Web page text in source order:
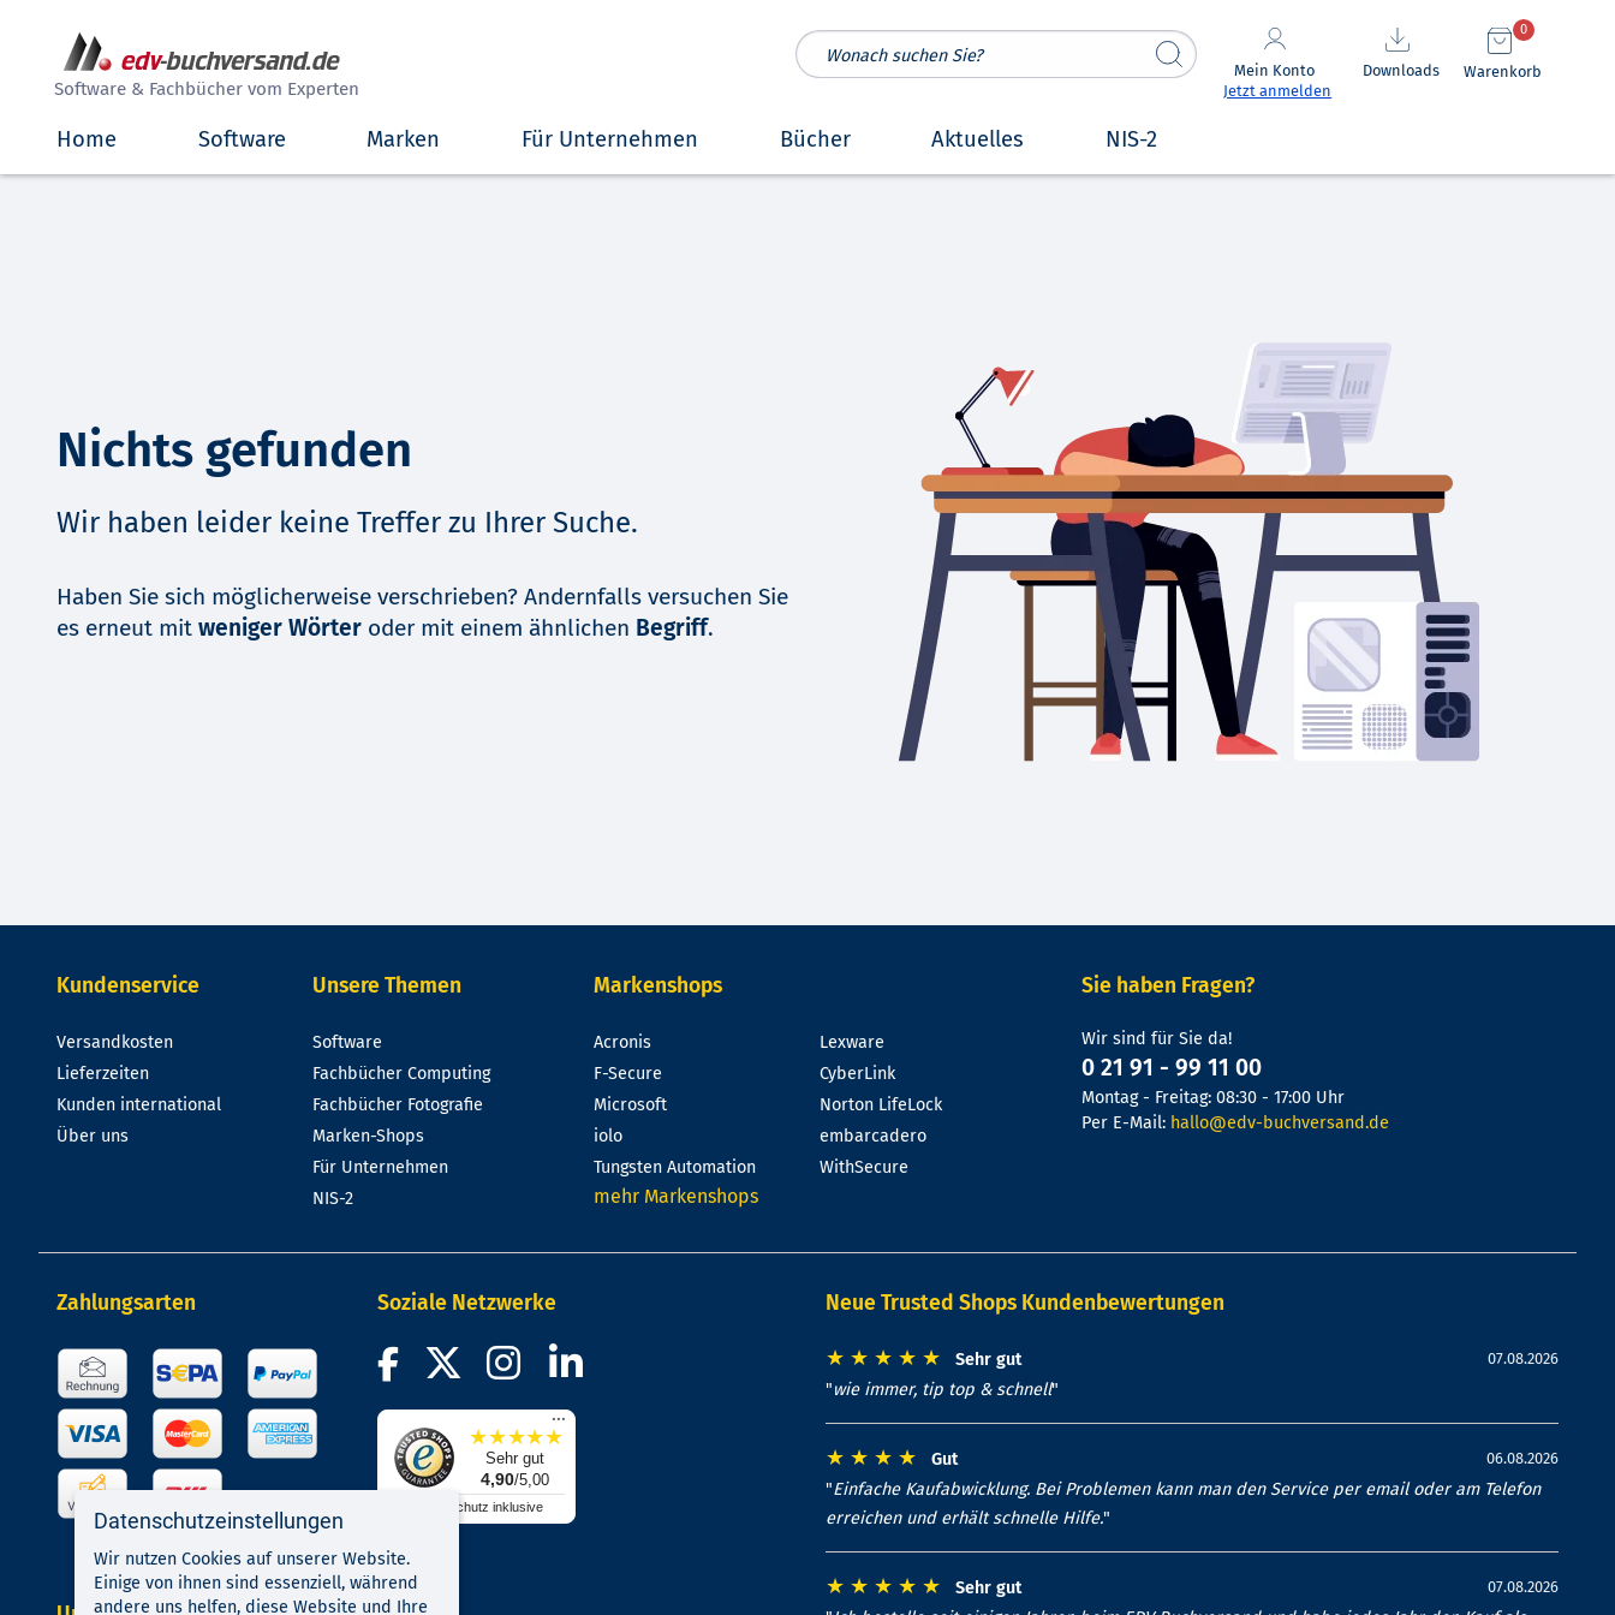
Software & Fachbücher vom Experten
Mein Konto
Jetzt anmelden
Downloads Warenkorb
0
Home Software Marken Für Unternehmen Bücher Aktuelles NIS-2
Nichts gefunden
Wir haben leider keine Treffer zu Ihrer Suche.
Haben Sie sich möglicherweise verschrieben? Andernfalls versuchen Sie
es erneut mit weniger Wörter oder mit einem ähnlichen Begriff.
Kundenservice
Versandkosten
Lieferzeiten
Kunden international
Über uns
Unsere Themen
Software
Fachbücher Computing
Fachbücher Fotografie
Marken-Shops
Für Unternehmen
NIS-2
Markenshops
Acronis
F-Secure
Microsoft
iolo
Tungsten Automation
Lexware
CyberLink
Norton LifeLock
embarcadero
WithSecure
mehr Markenshops
Sie haben Fragen?
Wir sind für Sie da!
0 21 91 - 99 11 00
Montag - Freitag: 08:30 - 17:00 Uhr
Per E-Mail: hallo@edv-buchversand.de
Zahlungsarten Soziale Netzwerke
...
★★★★★
Sehr gut
4,90/5,00
Käuferschutz inklusive
Neue Trusted Shops Kundenbewertungen
★ ★ ★ ★ ★ Sehr gut 07.08.2026
"wie immer, tip top & schnell"
★ ★ ★ ★ Gut 06.08.2026
"Einfache Kaufabwicklung. Bei Problemen kann man den Service per email oder am Telefon
erreichen und erhält schnelle Hilfe."
★ ★ ★ ★ ★ Sehr gut 07.08.2026
Datenschutzeinstellungen
Wir nutzen Cookies auf unserer Website.
Einige von ihnen sind essenziell, während
andere uns helfen, diese Website und Ihre